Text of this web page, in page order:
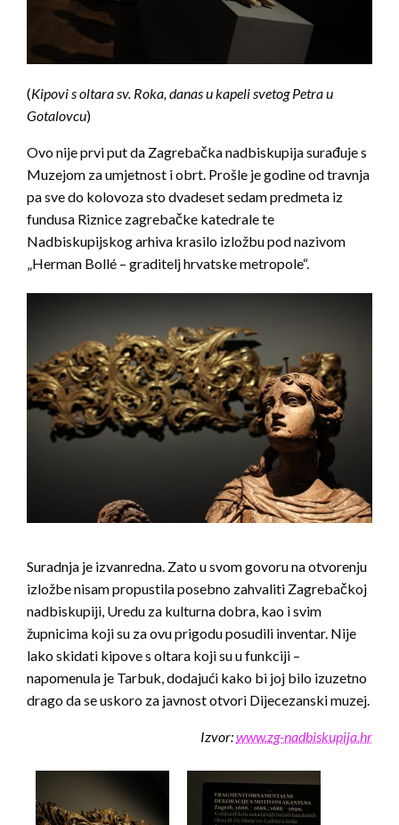
(Kipovi s oltara sv. Roka, danas u kapeli svetog Petra u
Gotalovcu)
Ovo nije prvi put da Zagrebačka nadbiskupija surađuje s
Muzejom za umjetnost i obrt. Prošle je godine od travnja
pa sve do kolovoza sto dvadeset sedam predmeta iz
fundusa Riznice zagrebačke katedrale te
Nadbiskupijskog arhiva krasilo izložbu pod nazivom
„Herman Bollé – graditelj hrvatske metropole“.
Suradnja je izvanredna. Zato u svom govoru na otvorenju
izložbe nisam propustila posebno zahvaliti Zagrebačkoj
nadbiskupiji, Uredu za kulturna dobra, kao i svim
župnicima koji su za ovu prigodu posudili inventar. Nije
lako skidati kipove s oltara koji su u funkciji –
napomenula je Tarbuk, dodajući kako bi joj bilo izuzetno
drago da se uskoro za javnost otvori Dijecezanski muzej.
Izvor:www.zg-nadbiskupija.hr